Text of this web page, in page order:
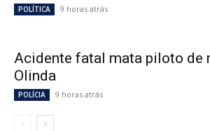
POLÍTICA 9 horas atrás
Acidente fatal mata piloto de
Olinda
POLÍCIA 9 horas atrás